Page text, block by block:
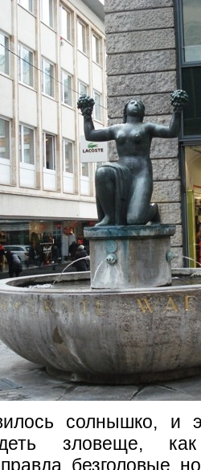
солнышко, и
зловеще,
безголовые,